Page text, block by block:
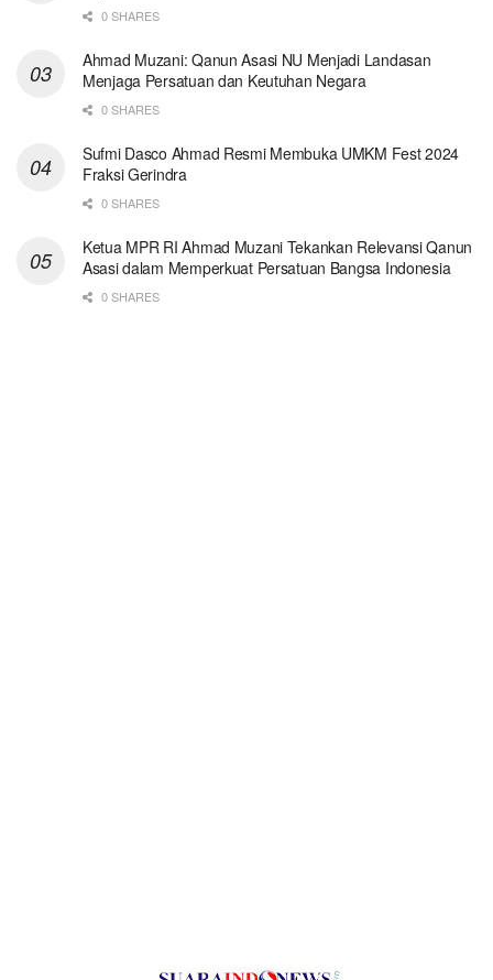
0 SHARES
Ahmad Muzani: Qanun Asasi NU Menjadi Landasan
Menjaga Persatuan dan Keutuhan Negara
0 SHARES
Sufmi Dasco Ahmad Resmi Membuka UMKM Fest 2024
Fraksi Gerindra
0 SHARES
Ketua MPR RI Ahmad Muzani Tekankan Relevansi Qanun
Asasi dalam Memperkuat Persatuan Bangsa Indonesia
0 SHARES